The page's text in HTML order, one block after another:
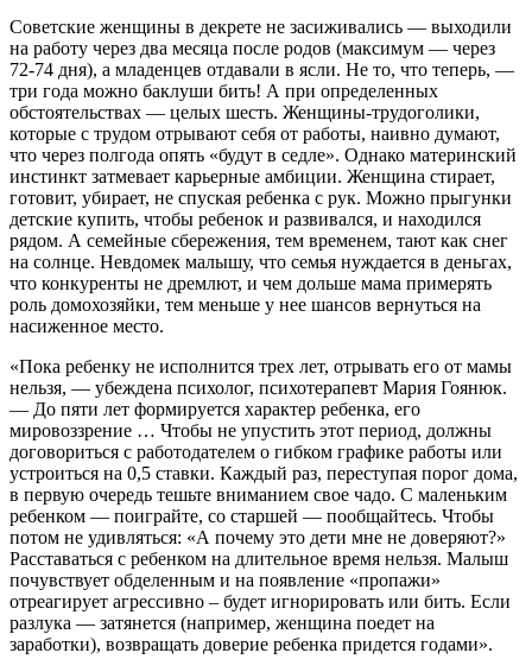
Советские женщины в декрете не засиживались — выходили
на работу через два месяца после родов (максимум — через
72-74 дня), а младенцев отдавали в ясли. Не то, что теперь, —
три года можно баклуши бить! А при определенных
обстоятельствах — целых шесть. Женщины-трудоголики,
которые с трудом отрывают себя от работы, наивно думают,
что через полгода опять «будут в седле». Однако материнский
инстинкт затмевает карьерные амбиции. Женщина стирает,
готовит, убирает, не спуская ребенка с рук. Можно прыгунки
детские купить, чтобы ребенок и развивался, и находился
рядом. А семейные сбережения, тем временем, тают как снег
на солнце. Невдомек малышу, что семья нуждается в деньгах,
что конкуренты не дремлют, и чем дольше мама примерять
роль домохозяйки, тем меньше у нее шансов вернуться на
насиженное место.
«Пока ребенку не исполнится трех лет, отрывать его от мамы
нельзя, — убеждена психолог, психотерапевт Мария Гоянюк.
— До пяти лет формируется характер ребенка, его
мировоззрение … Чтобы не упустить этот период, должны
договориться с работодателем о гибком графике работы или
устроиться на 0,5 ставки. Каждый раз, переступая порог дома,
в первую очередь тешьте вниманием свое чадо. С маленьким
ребенком — поиграйте, со старшей — пообщайтесь. Чтобы
потом не удивляться: «А почему это дети мне не доверяют?»
Расставаться с ребенком на длительное время нельзя. Малыш
почувствует обделенным и на появление «пропажи»
отреагирует агрессивно – будет игнорировать или бить. Если
разлука — затянется (например, женщина поедет на
заработки), возвращать доверие ребенка придется годами».